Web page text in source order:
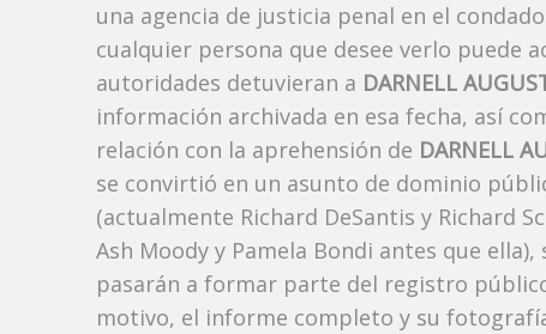
una agencia de justicia penal en el
cualquier persona que desee verlo puede
autoridades detuvieran a DARNELL
información archivada en esa fecha, así
relación con la aprehensión de DARNELL
se convirtió en un asunto de dominio
(actualmente Richard DeSantis y Richard
Ash Moody y Pamela Bondi antes que
pasarán a formar parte del registro
motivo, el informe completo y su